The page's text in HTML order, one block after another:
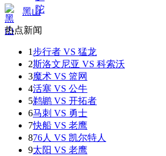
黑山
热点新闻
1步行者 VS 猛龙
2斯洛文尼亚 VS 科索沃
3魔术 VS 篮网
4活塞 VS 公牛
5鹈鹕 VS 开拓者
6马刺 VS 勇士
7快船 VS 老鹰
876人 VS 凯尔特人
9太阳 VS 老鹰